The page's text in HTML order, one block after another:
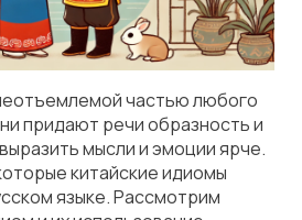
частью любого
придают речи образность и
мысли и эмоции ярче.
китайские идиомы
языке. Рассмотрим